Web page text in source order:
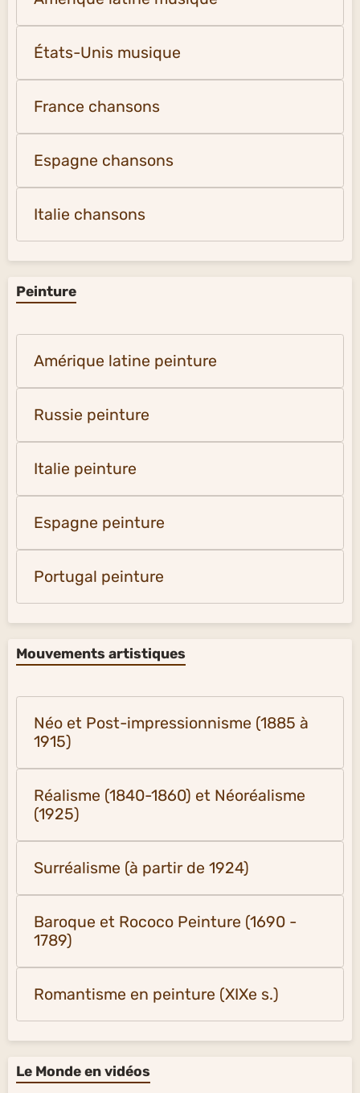
États-Unis musique
France chansons
Espagne chansons
Italie chansons
Peinture
Amérique latine peinture
Russie peinture
Italie peinture
Espagne peinture
Portugal peinture
Mouvements artistiques
Néo et Post-impressionnisme (1885 à
1915)
Réalisme (1840-1860) et Néoréalisme
(1925)
Surréalisme (à partir de 1924)
Baroque et Rococo Peinture (1690 -
1789)
Romantisme en peinture (XIXe s.)
Le Monde en vidéos